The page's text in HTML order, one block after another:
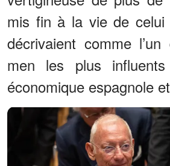
mis fin à la vie de celui
décrivaient comme
men les plus
économique espagnole